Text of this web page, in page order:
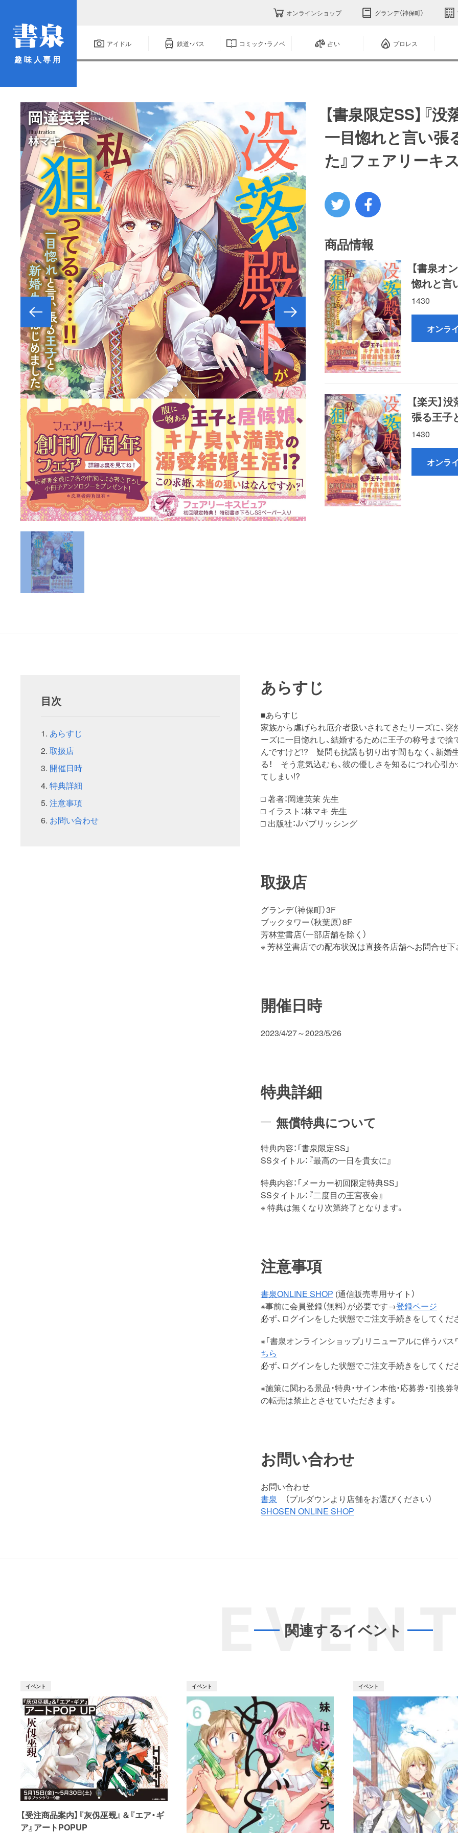
趣味人専用
オンラインショップ グランデ（神保町）
アイドル 鉄道・バス コミック・ラノベ 占い プロレス
【書泉限定SS】
一目惚れと言い張
た』フェアリーキ
商品情報
【書泉
惚れと言
1430
オンラ
【楽天
張る王子
1430
オンラ
目次
あらすじ
取扱店
開催日時
特典詳細
注意事項
お問い合わせ
あらすじ
■あらすじ
家族から虐げられ厄介者扱いされてきたリーズに、
ーズに一目惚れし、結婚するために王子の称号まで
んですけど!? 疑問も抗議も切り出す間もなく、新婚
る！ そう意気込むも、彼の優しさを知るにつれ心引
てしまい!?
□ 著者：岡達英茉 先生
□ イラスト：林マキ 先生
□ 出版社：Jパブリッシング
取扱店
グランデ（神保町）3F
ブックタワー（秋葉原）8F
芳林堂書店（一部店舗を除く）
※ 芳林堂書店での配布状況は直接各店舗へお問合せ下
開催日時
2023/4/27～2023/5/26
特典詳細
無償特典について
特典内容：「書泉限定SS」
SSタイトル：『最高の一日を貴女に』
特典内容：「メーカー初回限定特典SS」
SSタイトル：『二度目の王宮夜会』
※ 特典は無くなり次第終了となります。
注意事項
書泉ONLINE SHOP (通信販売専用サイト）
※事前に会員登録（無料）が必要です→登録ページ
必ず、ログインをした状態でご注文手続きをしてくだ
※「書泉オンラインショップ」リニューアルに伴うパ
ちら
必ず、ログインをした状態でご注文手続きをしてくだ
※施策に関わる景品・特典・サイン本他・応募券・引換
の転売は禁止とさせていただきます。
お問い合わせ
お問い合わせ
書泉 （プルダウンより店舗をお選びください）
SHOSEN ONLINE SHOP
関連するイベント
イベント
【受注商品案内】『灰仭巫覡』＆『エア・ギ
ア』アートPOPUP
イベント イベント